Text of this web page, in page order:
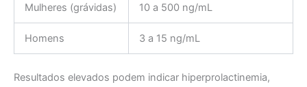
Mulheres (grávidas) 10 a 500 ng/mL
Homens 3 a 15 ng/mL
Resultados elevados podem indicar hiperprolactinemia,